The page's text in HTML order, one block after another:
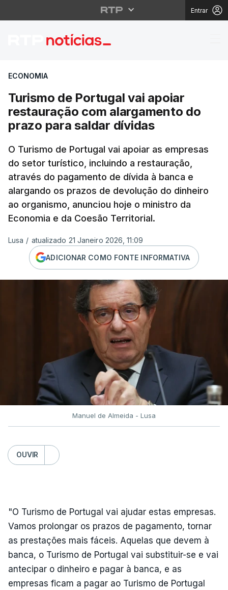
Entrar
Turismo de Portugal
ECONOMIA
Turismo de Portugal vai apoiar
restauração com alargamento do
prazo para saldar dívidas
O Turismo de Portugal vai apoiar as empresas
do setor turístico, incluindo a restauração,
através do pagamento de dívida à banca e
alargando os prazos de devolução do dinheiro
ao organismo, anunciou hoje o ministro da
Economia e da Coesão Territorial.
Lusa / atualizado 21 Janeiro 2026, 11:09
ADICIONAR COMO FONTE INFORMATIVA
Manuel de Almeida - Lusa
OUVIR
"O Turismo de Portugal vai ajudar estas empresas.
Vamos prolongar os prazos de pagamento, tornar
as prestações mais fáceis. Aquelas que devem à
banca, o Turismo de Portugal vai substituir-se e vai
antecipar o dinheiro e pagar à banca, e as
empresas ficam a pagar ao Turismo de Portugal